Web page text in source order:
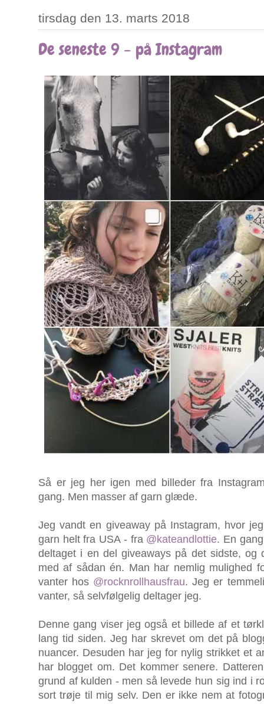
tirsdag den 13. marts 2018
De seneste 9 - på Instagram
Så er jeg her igen med billeder fra
gang. Men masser af garn glæde.
Jeg vandt en giveaway på Instagram, hvor
garn helt fra USA - fra @kateandlottie. En
deltaget i en del giveaways på det sidste, og
med af sådan én. Man har nemlig mulighed
vanter hos @rocknrollhausfrau. Jeg er
vanter, så selvfølgelig deltager jeg.
Denne gang viser jeg også et billede af et
lang tid siden. Jeg har skrevet om det på
nuancer. Desuden har jeg for nylig strikket et
har blogget om. Det kommer senere.
grund af kulden - men så levede hun sig ind i
sort trøje til mig selv. Den er ikke nem at